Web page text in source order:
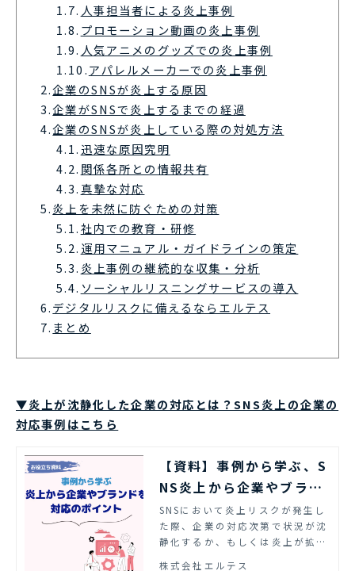
1.7. 人事担当者による炎上事例
1.8. プロモーション動画の炎上事例
1.9. 人気アニメのグッズでの炎上事例
1.10.アパレルメーカーでの炎上事例
2.企業のSNSが炎上する原因
3.企業がSNSで炎上するまでの経過
4.企業のSNSが炎上している際の対処方法
4.1. 迅速な原因究明
4.2. 関係各所との情報共有
4.3. 真摯な対応
5.炎上を未然に防ぐための対策
5.1.社内での教育・研修
5.2. 運用マニュアル・ガイドラインの策定
5.3. 炎上事例の継続的な収集・分析
5.4. ソーシャルリスニングサービスの導入
6.デジタルリスクに備えるならエルテス
7. まとめ
▼炎上が沈静化した企業の対応とは？SNS炎上の企業の
対応事例はこちら
【資料】事例から学ぶ、S
NS炎上から企業やブラン
ドを守る対応のポイント
｜エルテス
SNSにおいて炎上リスクが発生し
た際、企業の対応次第で状況が沈
静化するか、もしくは炎上が拡大
株式会社エルテス